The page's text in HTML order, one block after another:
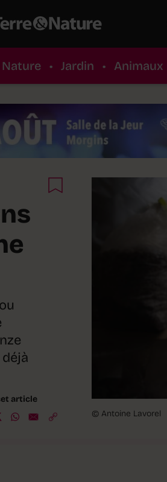
Nature • Jardin • Animaux
article
© Antoine Lavorel